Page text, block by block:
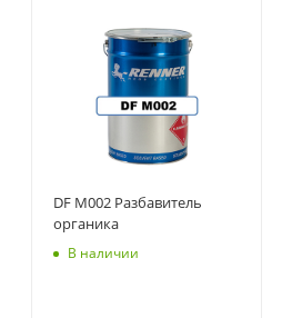
DF M002 Разбавитель
органика
В наличии